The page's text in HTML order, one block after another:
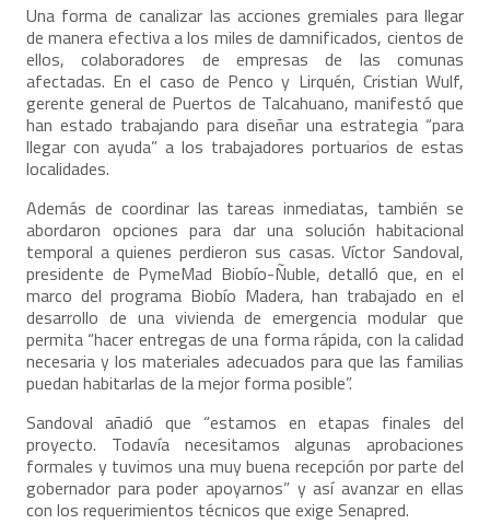
Una forma de canalizar las acciones gremiales para llegar
de manera efectiva a los miles de damnificados, cientos de
ellos, colaboradores de empresas de las comunas
afectadas. En el caso de Penco y Lirquén, Cristian Wulf,
gerente general de Puertos de Talcahuano, manifestó que
han estado trabajando para diseñar una estrategia “para
llegar con ayuda” a los trabajadores portuarios de estas
localidades.
Además de coordinar las tareas inmediatas, también se
abordaron opciones para dar una solución habitacional
temporal a quienes perdieron sus casas. Víctor Sandoval,
presidente de PymeMad Biobío-Ñuble, detalló que, en el
marco del programa Biobío Madera, han trabajado en el
desarrollo de una vivienda de emergencia modular que
permita “hacer entregas de una forma rápida, con la calidad
necesaria y los materiales adecuados para que las familias
puedan habitarlas de la mejor forma posible”.
Sandoval añadió que “estamos en etapas finales del
proyecto. Todavía necesitamos algunas aprobaciones
formales y tuvimos una muy buena recepción por parte del
gobernador para poder apoyarnos” y así avanzar en ellas
con los requerimientos técnicos que exige Senapred.